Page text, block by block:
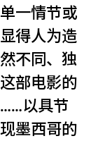
一情节或
得人为造
不同、独
部电影的
以具节
墨西哥的